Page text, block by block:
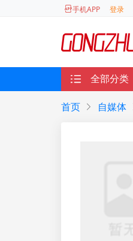
手机APP 登录
全部分类
首页 自媒体